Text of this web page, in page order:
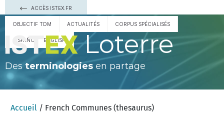
ACCÈS ISTEX.FR
OBJECTIF TDM ACTUALITÉS CORPUS SPÉCIALISÉS
ESPAÑOL ENGLISH Loterre
Des terminologies en partage
Accueil / French Communes (thesaurus)